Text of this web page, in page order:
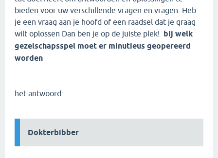
bieden voor uw verschillende vragen en vragen. Heb
je een vraag aan je hoofd of een raadsel dat je graag
wilt oplossen Dan ben je op de juiste plek! bij welk
gezelschapsspel moet er minutieus geopereerd
worden
het antwoord:
Dokterbibber